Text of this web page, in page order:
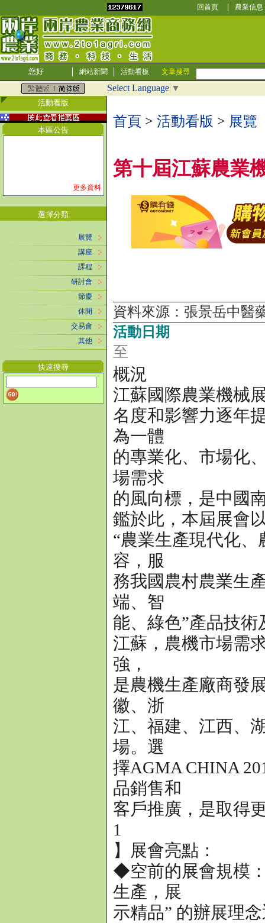
回首頁 農業信息
您好 網站新聞 活動看板 文章搜尋
Select Language ▼
活動看版
本區公告
更多資料
選擇分類
展覽
講座
課程
研討會
節慶
休閒
交易會
其他
快速搜尋
首頁 > 活動看版 > 展覽
第十屆江蘇農業
資料來源：張景岳中
活動日期
至
概況
江蘇國際農業機械
名度和影響力逐年
為一體
的專業化、市場化
場需求
的風向標，是中國
鑑於此，本屆展會
“農業生產現代化
容，服
務我國農村農業生
端、智
能、綠色”產品技術
江蘇，農機市場需
強，
是農機生產廠商發
徽、浙
江、福建、江西、
場。選
擇AGMA CHINA
品銷售和
客戶推廣，是取得
1
】展會亮點：
◆空前的展會規模
生產，展
示精品” 的辦展理